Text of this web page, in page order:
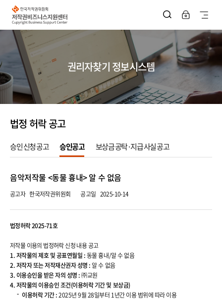
한
국
저
작
권
위
회
권
비
즈
니
스
원
센
사
이
트
지
도
열
권리자찾기 정보시스템
법정 허락 공고
승인 신청 공고 승인공고 보상금 공탁·지급 사실 공고
승
인
신
청
고
목
록
세
보
기
의
제
목
,
음악저작물 <동물 흉내> 알 수 없음
공고자 한국저작권위원회 공고일 2025-10-14
법정허락 2025-71호
저작물 이용의 법정허락 신청 내용 공고
1. 저작물의 제호 및 공표연월일 :동물 흉내/알 수 없음
2. 저작자 또는 저작재산권자 성명 : 알 수 없음
3. 이용승인을 받은 자의 성명 :㈜교원
4. 저작물의 이용승인 조건(이용허락 기간 및 보상금)
이용허락 기간 :2025년 9월 28일부터 1년간 이용 범위에 따라 이용